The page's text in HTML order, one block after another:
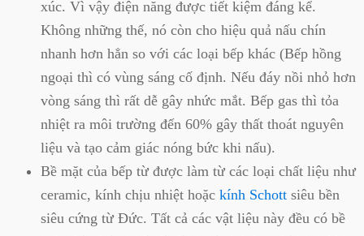
xúc. Vì vậy điện năng được tiết kiệm đáng kể.
Không những thế, nó còn cho hiệu quả nấu chín
nhanh hơn hẳn so với các loại bếp khác (Bếp hồng
ngoại thì có vùng sáng cố định. Nếu đáy nồi nhỏ hơn
vòng sáng thì rất dễ gây nhức mắt. Bếp gas thì tỏa
nhiệt ra môi trường đến 60% gây thất thoát nguyên
liệu và tạo cảm giác nóng bức khi nấu).
Bề mặt của bếp từ được làm từ các loại chất liệu như
ceramic, kính chịu nhiệt hoặc kính Schott siêu bền
siêu cứng từ Đức. Tất cả các vật liệu này đều có bề